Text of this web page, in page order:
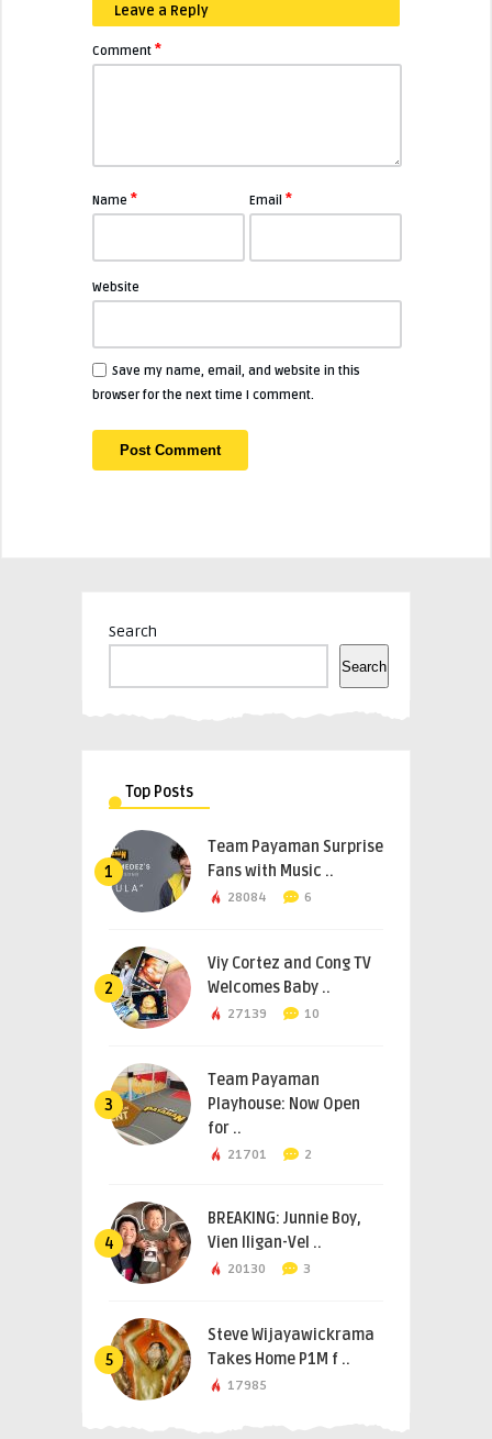
Leave a Reply
Comment *
Name * Email*
Website
Save my name, email, and website in this
browser for the next time I comment.
Search
Search
Top Posts
1
Team Payaman Surprise
Fans with Music ..
28084 6
2
Viy Cortez and Cong TV
Welcomes Baby ..
27139 10
3
Team Payaman
Playhouse: Now Open
for ..
21701 2
4
BREAKING: Junnie Boy,
Vien Iligan-Vel ..
20130 3
5
Steve Wijayawickrama
Takes Home P1M f ..
17985